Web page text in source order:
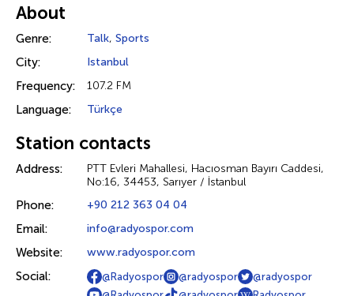
About
Genre: Talk, Sports
City: Istanbul
Frequency: 107.2 FM
Language: Türkçe
Station contacts
Address:
PTT Evleri Mahallesi, Hacıosman Bayırı Caddesi,
No:16, 34453, Sarıyer / İstanbul
Phone: +90 212 363 04 04
Email: info@radyospor.com
Website: www.radyospor.com
Social: @Radyospor @radyospor
@radyospor